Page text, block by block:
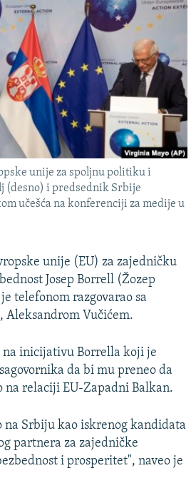
unije za spoljnu politiku i
(desno) i predsednik Srbije
učešća na konferenciji za medije u
unije (EU) za zajedničku
Josep Borrell (Žozep
telefonom razgovarao sa
Aleksandrom Vučićem.
na inicijativu Borrella koji je
da bi mu preneo da
na relaciji EU-Zapadni Balkan.
na Srbiju kao iskrenog kandidata
partnera za zajedničke
i prosperitet", naveo je